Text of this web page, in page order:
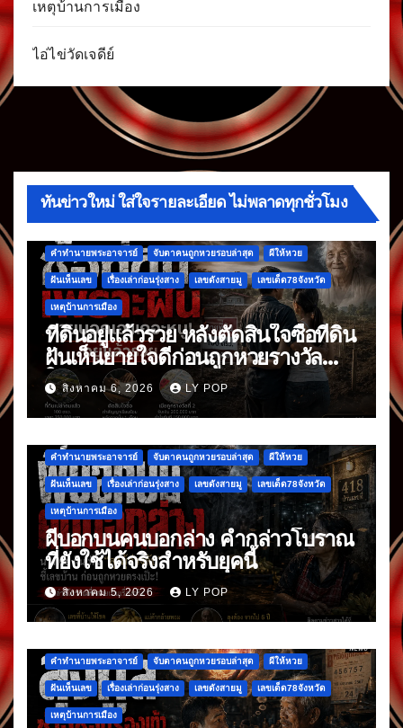
เหตุบ้านการเมือง
ไอ่ไข่วัดเจดีย์
ทันข่าวใหม่ ใส่ใจรายละเอียด ไม่พลาดทุกชั่วโมง
คำทำนายพระอาจารย์ จับตาคนถูกหวยรอบล่าสุด ผีให้หวย
ฝันเห็นเลข เรื่องเล่าก่อนรุ่งสาง เลขดังสายมู เลขเด็ด78จังหวัด
เหตุบ้านการเมือง
ที่ดินอยู่แล้วรวย หลังตัดสินใจซื้อที่ดิน
ฝันเห็นยายใจดีก่อนถูกหวยรางวัล
ใหญ่
สิงหาคม 6, 2026 LY POP
คำทำนายพระอาจารย์ จับตาคนถูกหวยรอบล่าสุด ผีให้หวย
ฝันเห็นเลข เรื่องเล่าก่อนรุ่งสาง เลขดังสายมู เลขเด็ด78จังหวัด
เหตุบ้านการเมือง
ผีบอกบนคนบอกล่าง คำกล่าวโบราณ
ที่ยังใช้ได้จริงสำหรับยุคนี้
สิงหาคม 5, 2026 LY POP
คำทำนายพระอาจารย์ จับตาคนถูกหวยรอบล่าสุด ผีให้หวย
ฝันเห็นเลข เรื่องเล่าก่อนรุ่งสาง เลขดังสายมู เลขเด็ด78จังหวัด
เหตุบ้านการเมือง